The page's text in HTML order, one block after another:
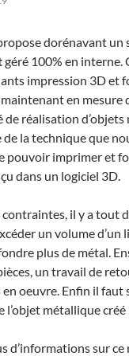
dorénavant un
géré 100% en interne.
impression 3D et
en mesure
de réalisation
de la technique que
pouvoir imprimer et
dans un logiciel 3D.
il y a tout
un volume d’un
plus de métal.
un travail de
oeuvre. Enfin il
l’objet métallique
d’informations sur